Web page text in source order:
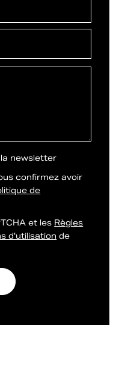
newsletter
confirmez avoir
de
et les Règles
d'utilisation de